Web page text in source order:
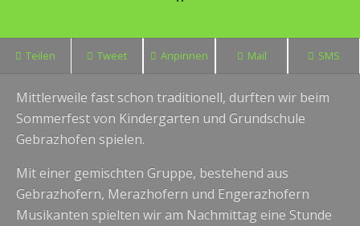
Teilen Tweet Anpinnen Mail SMS
Mittlerweile fast schon traditionell, durften wir beim
Sommerfest von Kindergarten und Grundschule
Gebrazhofen spielen.
Mit einer gemischten Gruppe, bestehend aus
Gebrazhofern, Merazhofern und Engerazhofern
Musikanten spielten wir am Nachmittag eine Stunde